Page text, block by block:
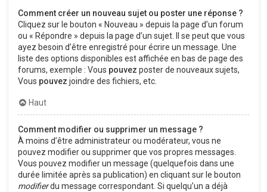
Comment créer un nouveau sujet ou poster une réponse ?
Cliquez sur le bouton « Nouveau » depuis la page d’un forum
ou « Répondre » depuis la page d’un sujet. Il se peut que vous
ayez besoin d’être enregistré pour écrire un message. Une
liste des options disponibles est affichée en bas de page des
forums, exemple : Vous pouvez poster de nouveaux sujets,
Vous pouvez joindre des fichiers, etc.
Haut
Comment modifier ou supprimer un message ?
À moins d’être administrateur ou modérateur, vous ne
pouvez modifier ou supprimer que vos propres messages.
Vous pouvez modifier un message (quelquefois dans une
durée limitée après sa publication) en cliquant sur le bouton
modifierdu message correspondant. Si quelqu’un a déjà